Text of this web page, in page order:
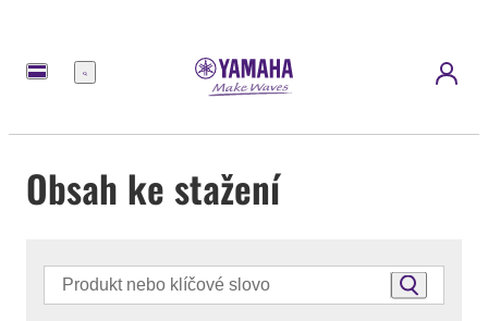
Nabídka
Obsah ke stažení